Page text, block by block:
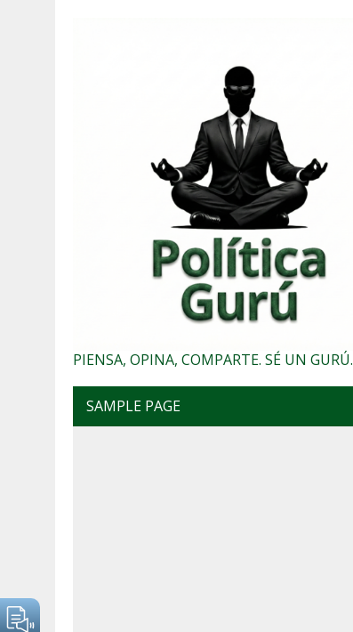
PIENSA, OPINA, COMPARTE. SÉ UN GURÚ.
SAMPLE PAGE